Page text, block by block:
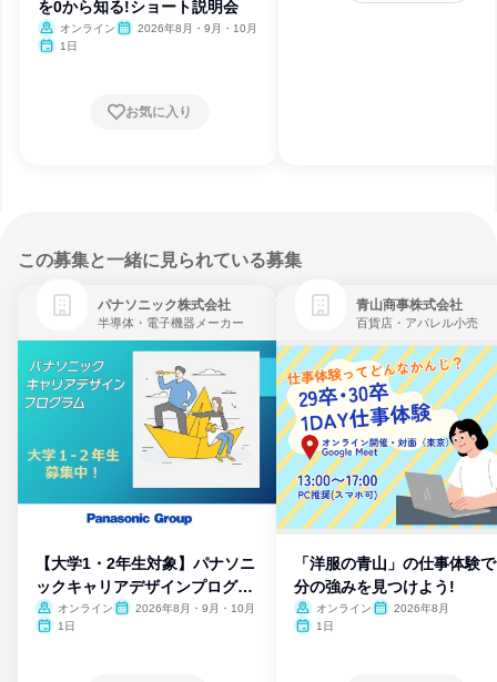
を0から知る!ショート説明会
オンライン
2026年8月・9月・10月
1日
お気に入り
この募集と一緒に見られている募集
パナソニック株式会社
半導体・電子機器メーカー
【大学1・2年生対象】パナソニ
ックキャリアデザインプログラ
ム
オンライン
2026年8月・9月・10月
1日
青山商事株式会社
百貨店・アパレル小売
「洋服の青山」の仕事体験
分の強みを見つけよう!
オンライン
2026年8月
1日